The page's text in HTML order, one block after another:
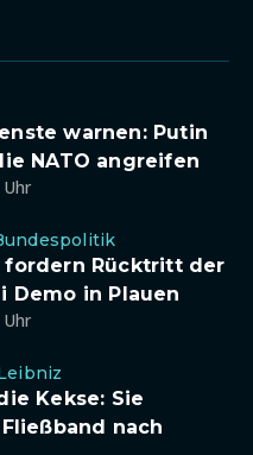
warnen: Putin
NATO angreifen
Uhr
fordern Rücktritt der
Demo in Plauen
Uhr
Kekse: Sie
nach